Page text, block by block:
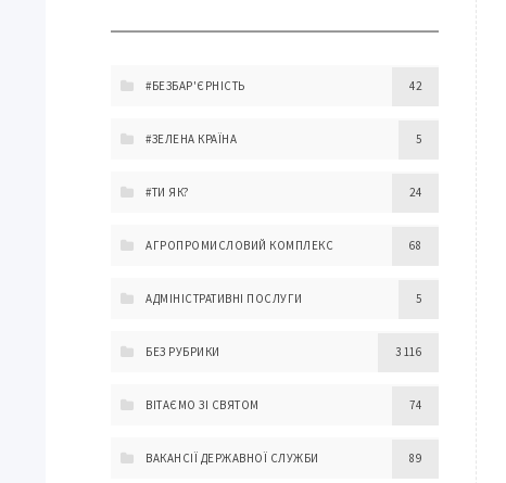
#БЕЗБАР'ЄРНІСТЬ 42
#ЗЕЛЕНА КРАЇНА 5
#ТИ ЯК? 24
АГРОПРОМИСЛОВИЙ КОМПЛЕКС 68
АДМІНІСТРАТИВНІ ПОСЛУГИ 5
БЕЗ РУБРИКИ 3 116
ВІТАЄМО ЗІ СВЯТОМ 74
ВАКАНСІЇ ДЕРЖАВНОЇ СЛУЖБИ 89